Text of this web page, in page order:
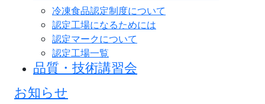
冷凍食品認定制度について
認定工場になるためには
認定マークについて
認定工場一覧
品質・技術講習会
お知らせ